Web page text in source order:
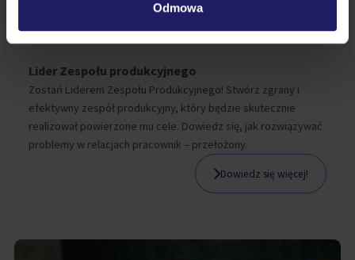
Odmowa
Lider Zespołu produkcyjnego
Zostań Liderem Zespołu Produkcyjnego! Stwórz zgrany i
efektywny zespół produkcyjny, który będzie skutecznie
realizował powierzone mu cele. Dowiedz się, jak rozwiązywać
problemy w relacjach pracownik – przełożony.
Dowiedz się więcej!